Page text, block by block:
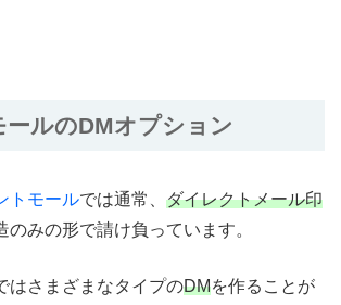
ールのDMオプション
トモールでは通常、 ダイレクトメール印
のみの形で請け負っています。
はさまざまなタイプのDMを作ることが